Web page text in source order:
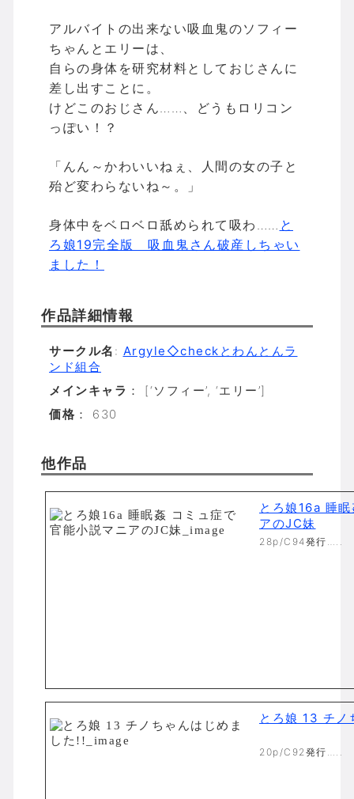
アルバイトの出来ない吸血鬼のソフィー
ちゃんとエリーは、
自らの身体を研究材料としておじさんに
差し出すことに。
けどこのおじさん……、どうもロリコン
っぽい！？
「んん～かわいいねぇ、人間の女の子と
殆ど変わらないね～。」
身体中をベロベロ舐められて吸わ…… と
ろ娘19完全版 吸血鬼さん破産しちゃい
ました！
作品詳細情報
サークル名 : Argyle◇checkとわんとんラ
ンド組合
メインキャラ ： [‘ソフィー’, ‘エリー’]
価格 ： 630
他作品
とろ娘16a 睡
アのJC妹
28p/C94発行…..
とろ娘 13 チノ
20p/C92発行…..